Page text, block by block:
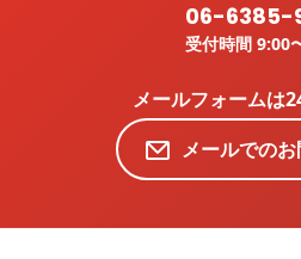
06-6385-
受付時間 9:00
メールフォームは
メールでの